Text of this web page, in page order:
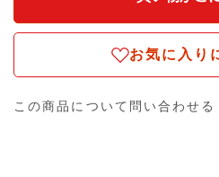
お気に入り
この商品について問い合わせる